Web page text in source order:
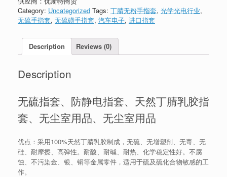
Category: Uncategorized Tags: 丁腈无粉手指套, 光学光电行业,
无硫手指套, 无硫磺手指套, 汽车电子, 进口指套
Description Reviews (0)
Description
无硫指套、防静电指套、天然丁腈乳胶指
套、无尘室用品、无尘室用品
优点：采用100%天然丁腈乳胶制成，无硫、无增塑剂、无毒、无
硅、耐摩擦、高弹性。耐酸、耐碱、耐热、化学稳定性好。不腐
蚀、不污染金、银、铜等金属零件，适用于硫及硫化合物敏感的工
作。